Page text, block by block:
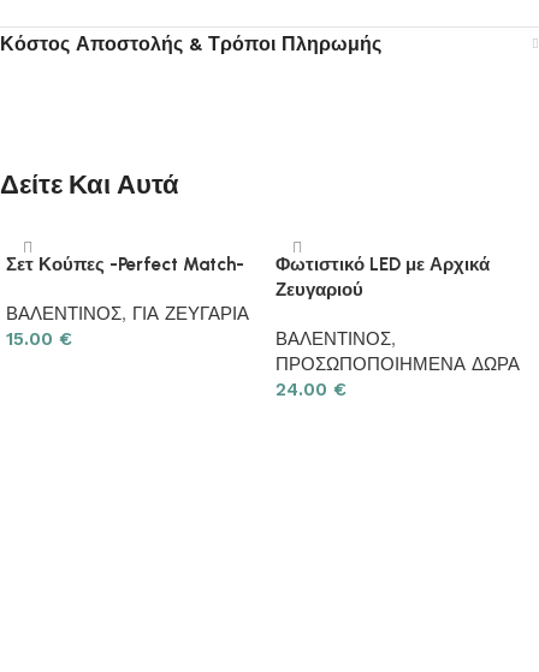
Κόστος Αποστολής & Τρόποι Πληρωμής
Δείτε Και Αυτά
Σετ Κούπες -Perfect Match-
ΒΑΛΕΝΤΙΝΟΣ, ΓΙΑ ΖΕΥΓΑΡΙΑ
15.00 €
Φωτιστικό LED με Αρχικά
Ζευγαριού
ΒΑΛΕΝΤΙΝΟΣ,
ΠΡΟΣΩΠΟΠΟΙΗΜΕΝΑ ΔΩΡΑ
24.00 €